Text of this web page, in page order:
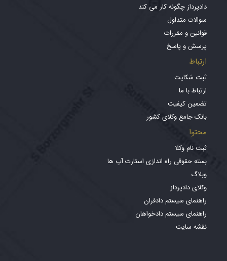
دادپرداز چگونه کار می کند
سوالات متداول
قوانین و مقررات
پرسش و پاسخ
ارتباط
ثبت شکایت
ارتباط با ما
تضمین کیفیت
بانک جامع وکلای کشور
محتوا
ثبت نام وکلا
بسته حقوقی راه اندازی استارت آپ ها
وبلاگ
وکلای دادپرداز
راهنمای سیستم دادفران
راهنمای سیستم دادخواهان
نقشه سایت